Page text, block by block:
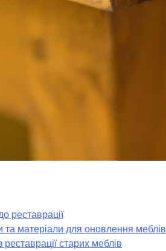
реставрації
та матеріали для оновлення меблів
старих меблів